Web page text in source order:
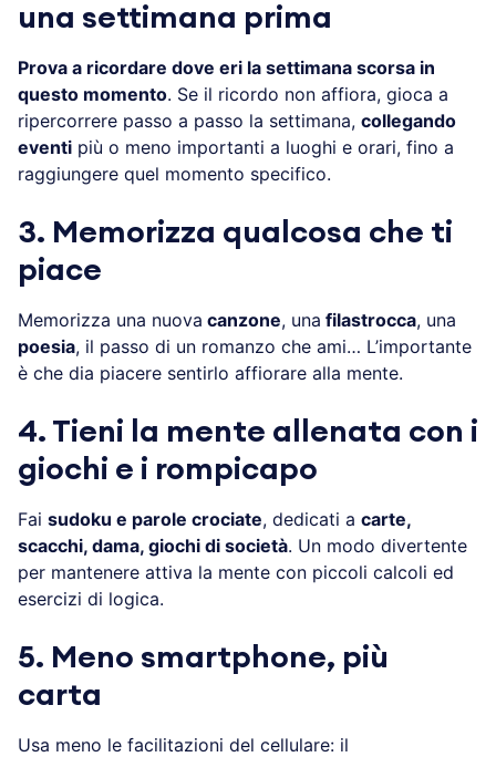
una settimana prima
Prova a ricordare dove eri la settimana scorsa in
questo momento. Se il ricordo non affiora, gioca a
ripercorrere passo a passo la settimana, collegando
eventi più o meno importanti a luoghi e orari, fino a
raggiungere quel momento specifico.
3. Memorizza qualcosa che ti
piace
Memorizza una nuova canzone, una filastrocca, una
poesia, il passo di un romanzo che ami… L’importante
è che dia piacere sentirlo affiorare alla mente.
4. Tieni la mente allenata con i
giochi e i rompicapo
Fai sudoku e parole crociate, dedicati a carte,
scacchi, dama, giochi di società. Un modo divertente
per mantenere attiva la mente con piccoli calcoli ed
esercizi di logica.
5. Meno smartphone, più
carta
Usa meno le facilitazioni del cellulare: il